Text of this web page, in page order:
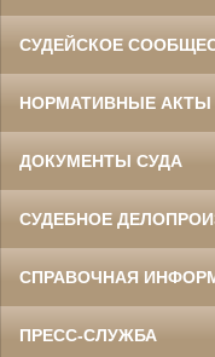
СУДЕЙСКОЕ
НОРМАТИВНЫЕ АКТЫ
ДОКУМЕНТЫ СУДА
СУДЕБНОЕ
СПРАВОЧНАЯ
ПРЕСС-СЛУЖБА